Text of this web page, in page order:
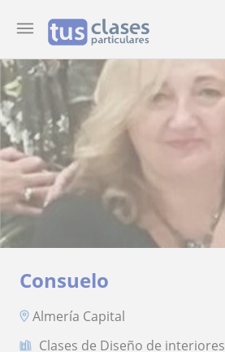
Consuelo
Almería Capital
Clases de Diseño de interiores